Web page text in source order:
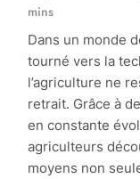
mins
Dans un monde
tourné vers la
l’agriculture ne
retrait. Grâce à
en constante
agriculteurs
moyens non